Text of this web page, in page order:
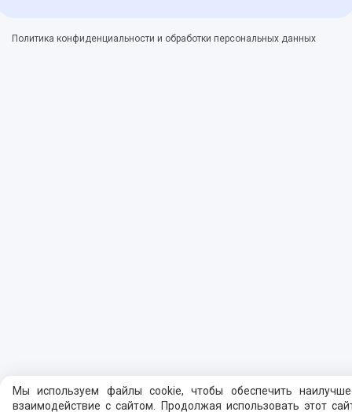
Политика конфиденциальности и обработки персональных данных
Мы используем файлы cookie, чтобы обеспечить
взаимодействие с сайтом. Продолжая использовать этот